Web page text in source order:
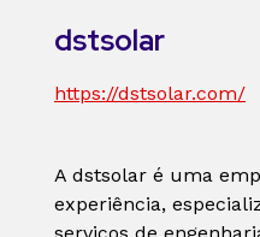
dstsolar
https://dstsolar.com/
A dstsolar é uma
experiência,